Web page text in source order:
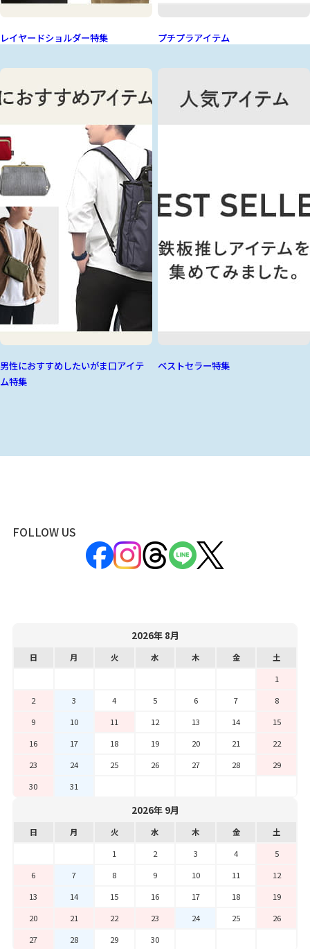
レイヤードショルダー特集 プチプラアイテム
男性におすすめしたいがま口アイテ
ム特集
ベストセラー特集
FOLLOW US
2026年 8月
日 月 火 水 木 金
土
1
2
3 4 5 6 7
8
9
10 11 12 13 14
15
16
17 18 19 20 21
22
23
24 25 26 27 28
29
30
31
2026年 9月
日 月 火 水 木 金
土
1
2 3 4
5
6
7 8 9 10 11
12
13
14 15 16 17 18
19
20
21 22 23 24 25
26
27
28 29 30